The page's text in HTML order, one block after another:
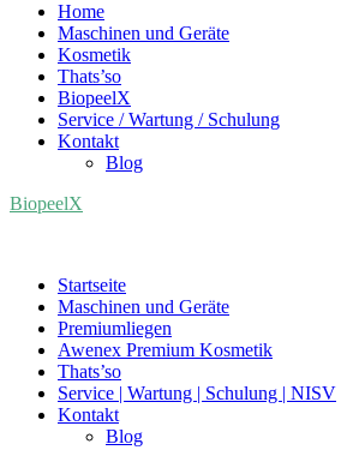
Home
Maschinen und Geräte
Kosmetik
Thats’so
BiopeelX
Service / Wartung / Schulung
Kontakt
Blog
BiopeelX
Startseite
Maschinen und Geräte
Premiumliegen
Awenex Premium Kosmetik
Thats’so
Service | Wartung | Schulung | NISV
Kontakt
Blog